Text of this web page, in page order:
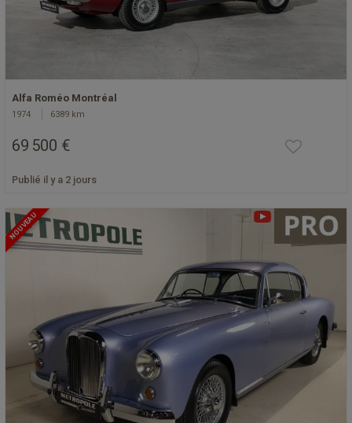
Alfa Roméo Montréal
1974 6389 km
69 500 €
Publié il y a 2 jours
NOUVEAU